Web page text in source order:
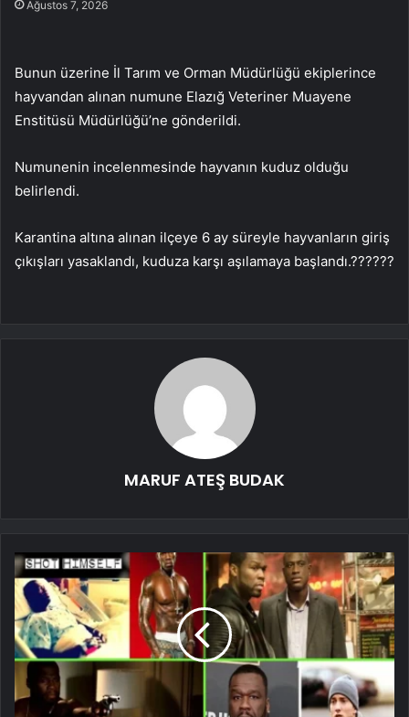
Ağustos 7, 2026
Bunun üzerine İl Tarım ve Orman Müdürlüğü ekiplerince
hayvandan alınan numune Elazığ Veteriner Muayene
Enstitüsü Müdürlüğü’ne gönderildi.
Numunenin incelenmesinde hayvanın kuduz olduğu
belirlendi.
Karantina altına alınan ilçeye 6 ay süreyle hayvanların giriş
çıkışları yasaklandı, kuduza karşı aşılamaya başlandı.??????
MARUF ATEŞ BUDAK